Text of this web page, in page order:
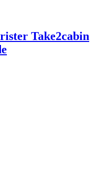
Take2cabin